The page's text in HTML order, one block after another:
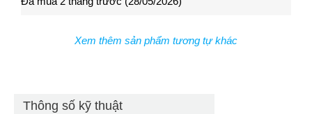
Xem thêm sản phẩm tương tự khác
Thông số kỹ thuật